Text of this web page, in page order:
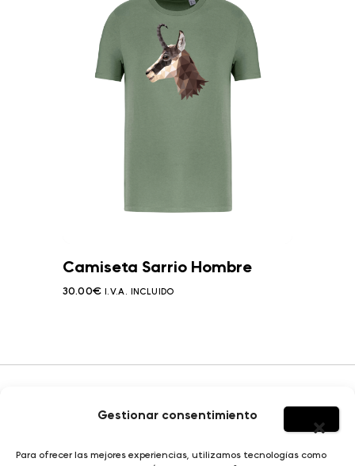
Gestionar consentimiento
Para ofrecer las mejores experiencias, utilizamos tecnologías como
Camiseta Sarrio Hombre
30.00€ I.V.A. INCLUIDO
HOMBRE
SOBRE YERBAJO